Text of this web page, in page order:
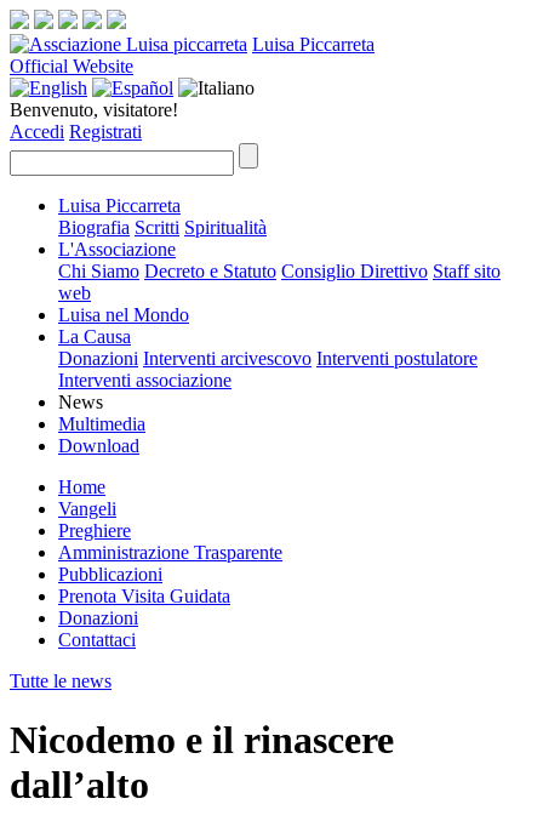
Luisa Piccarreta
Official Website
Benvenuto, visitatore!
Accedi Registrati
Luisa Piccarreta
Biografia Scritti Spiritualità
L'Associazione
Chi Siamo Decreto e Statuto Consiglio Direttivo Staff sito
web
Luisa nel Mondo
La Causa
Donazioni Interventi arcivescovo Interventi postulatore
Interventi associazione
News
Multimedia
Download
Home
Vangeli
Preghiere
Amministrazione Trasparente
Pubblicazioni
Prenota Visita Guidata
Donazioni
Contattaci
Tutte le news
Nicodemo e il rinascere
dall’alto